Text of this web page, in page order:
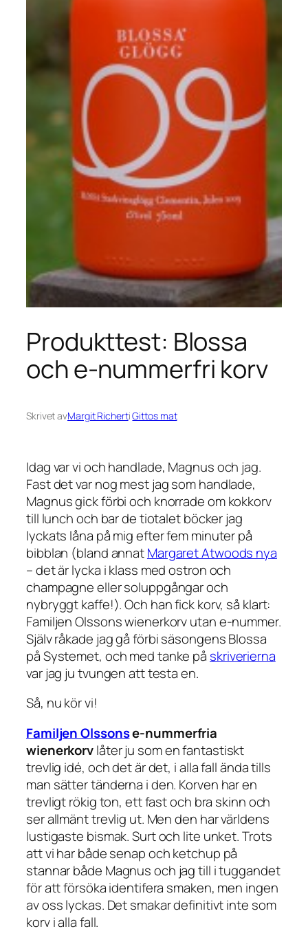
Produkttest: Blossa
och e-nummerfri korv
Skrivet avMargit RichertiGittos mat
Idag var vi och handlade, Magnus och jag.
Fast det var nog mest jag som handlade,
Magnus gick förbi och knorrade om kokkorv
till lunch och bar de tiotalet böcker jag
lyckats låna på mig efter fem minuter på
bibblan (bland annatMargaret Atwoods nya
– det är lycka i klass med ostron och
champagne eller soluppgångar och
nybryggt kaffe!). Och han fick korv, så klart:
Familjen Olssons wienerkorv utan e-nummer.
Själv råkade jag gå förbi säsongens Blossa
på Systemet, och med tanke på skriverierna
var jag ju tvungen att testa en.
Så, nu kör vi!
Familjen Olssonse-nummerfria
wienerkorvlåter ju som en fantastiskt
trevlig idé, och det är det, i alla fall ända tills
man sätter tänderna i den. Korven har en
trevligt rökig ton, ett fast och bra skinn och
ser allmänt trevlig ut. Men den har världens
lustigaste bismak. Surt och lite unket. Trots
att vi har både senap och ketchup på
stannar både Magnus och jag till i tuggandet
för att försöka identifera smaken, men ingen
av oss lyckas. Det smakar definitivt inte som
korv i alla fall.